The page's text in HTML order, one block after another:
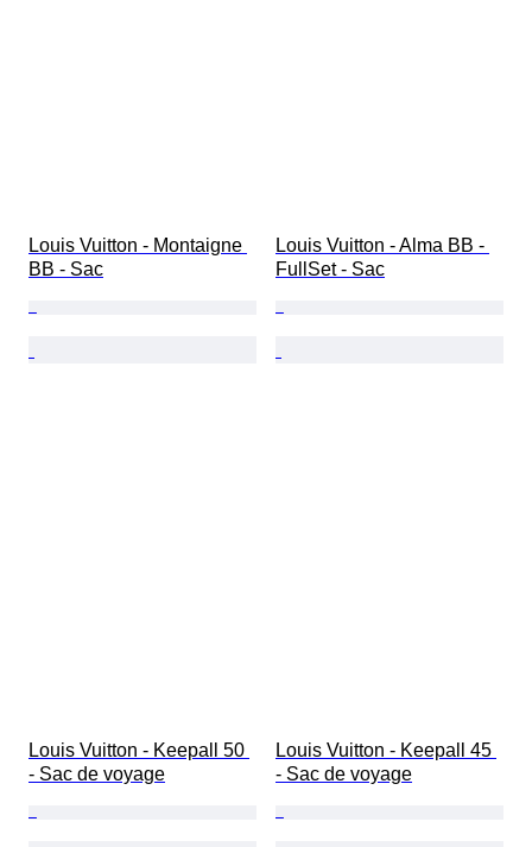
Louis Vuitton - Montaigne
BB - Sac
Louis Vuitton - Alma BB -
FullSet - Sac
Louis Vuitton - Keepall 50
- Sac de voyage
Louis Vuitton - Keepall 45
- Sac de voyage